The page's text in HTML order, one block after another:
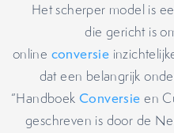
Het scherper model is
die gericht is
online conversie
dat een belangrijk
“HandboekConversie en
geschreven is door de